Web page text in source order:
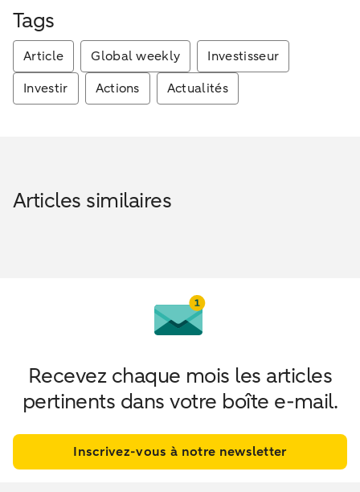
Tags
Article Global weekly
Investisseur
Investir
Actions Actualités
Articles similaires
Recevez chaque mois les articles
pertinents dans votre boîte e-mail.
Inscrivez-vous à notre newsletter